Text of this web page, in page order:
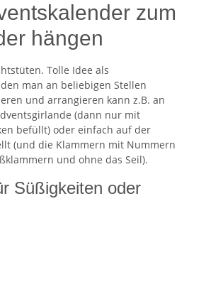
zum
hängen
Tolle Idee als
den man an beliebigen Stellen
und arrangieren kann z.B. an
(dann nur mit
befüllt) oder einfach auf der
(und die Klammern mit Nummern
und ohne das Seil).
Süßigkeiten oder